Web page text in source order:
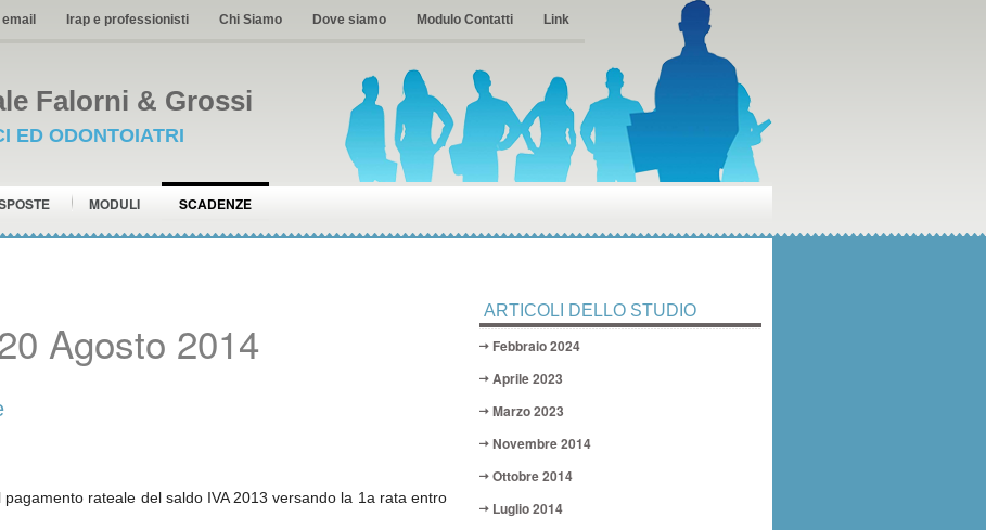
Irap e professionisti Chi Siamo Dove siamo Modulo Contatti Link
Falorni & Grossi
ED ODONTOIATRI
MODULI SCADENZE
Agosto 2014
rateale del saldo IVA 2013 versando la 1a rata entro
ARTICOLI DELLO STUDIO
Febbraio 2024
Aprile 2023
Marzo 2023
Novembre 2014
Ottobre 2014
Luglio 2014